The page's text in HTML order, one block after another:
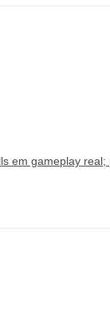
em gameplay